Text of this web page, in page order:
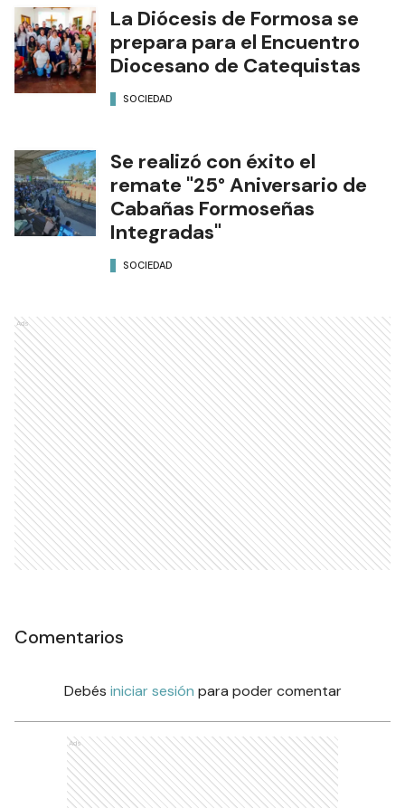
La Diócesis de Formosa se
prepara para el Encuentro
Diocesano de Catequistas
SOCIEDAD
Se realizó con éxito el
remate "25° Aniversario de
Cabañas Formoseñas
Integradas"
SOCIEDAD
Ads
Comentarios
Debés iniciar sesión para poder comentar
Ads